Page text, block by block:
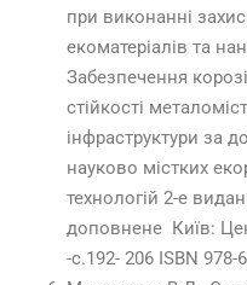
при виконанні
екоматеріалів та
Забезпечення
стійкості
інфраструктури за
науково містких
технологій 2-е
доповнене Київ:
-с.192- 206 ISBN 978-